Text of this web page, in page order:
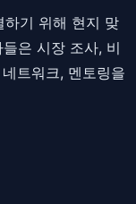
하기 위해 현지 맞
은 시장 조사, 비
트워크, 멘토링을